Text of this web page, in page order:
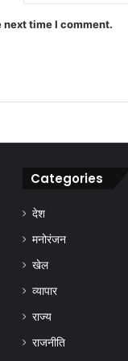
time I comment.
Categories
देश
मनोरंजन
खेल
व्यापार
राज्य
राजनीति